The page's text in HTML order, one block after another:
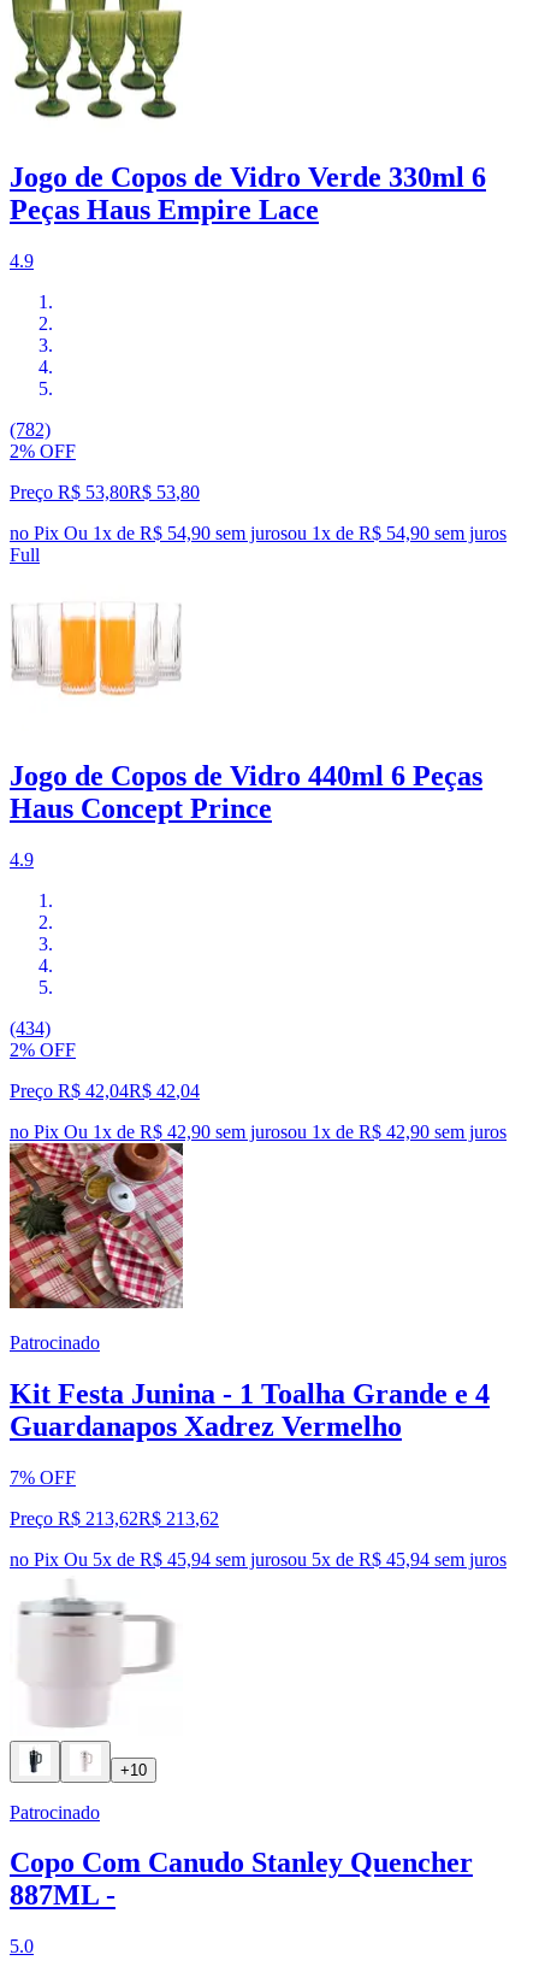
Jogo de Copos de Vidro Verde 330ml 6
Peças Haus Empire Lace
4.9
(782)
2% OFF
Preço R$ 53,80R$ 53,80
no Pix Ou 1x de R$ 54,90 sem jurosou 1x de R$ 54,90 sem juros
Full
Jogo de Copos de Vidro 440ml 6 Peças
Haus Concept Prince
4.9
(434)
2% OFF
Preço R$ 42,04R$ 42,04
no Pix Ou 1x de R$ 42,90 sem jurosou 1x de R$ 42,90 sem juros
Patrocinado
Kit Festa Junina - 1 Toalha Grande e 4
Guardanapos Xadrez Vermelho
7% OFF
Preço R$ 213,62R$ 213,62
no Pix Ou 5x de R$ 45,94 sem jurosou 5x de R$ 45,94 sem juros
+10
Patrocinado
Copo Com Canudo Stanley Quencher
887ML -
5.0